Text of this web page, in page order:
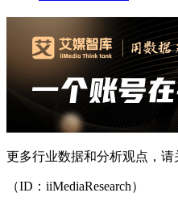
更多行业数据和分析观点，
（ID：iiMediaResearch）